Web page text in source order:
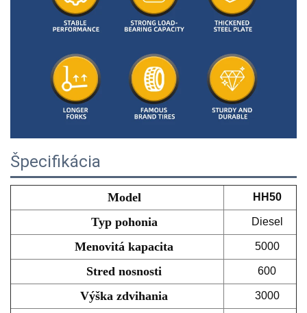
Špecifikácia
Model HH50
Typ pohonia Diesel
Menovitá kapacita 5000
Stred nosnosti 600
Výška zdvihania 3000